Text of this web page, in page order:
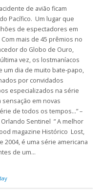
de avião ficam
Pacífico. Um lugar que
de espectadores em
mais de 45 prêmios no
do Globo de Ouro,
vez, os lostmaníacos
dia de muito bate-papo,
por convidados
especializados na série
sensação em novas
de todos os tempos…” –
Orlando Sentinel ” A melhor
magazine Histórico Lost,
2004, é uma série americana
de um…